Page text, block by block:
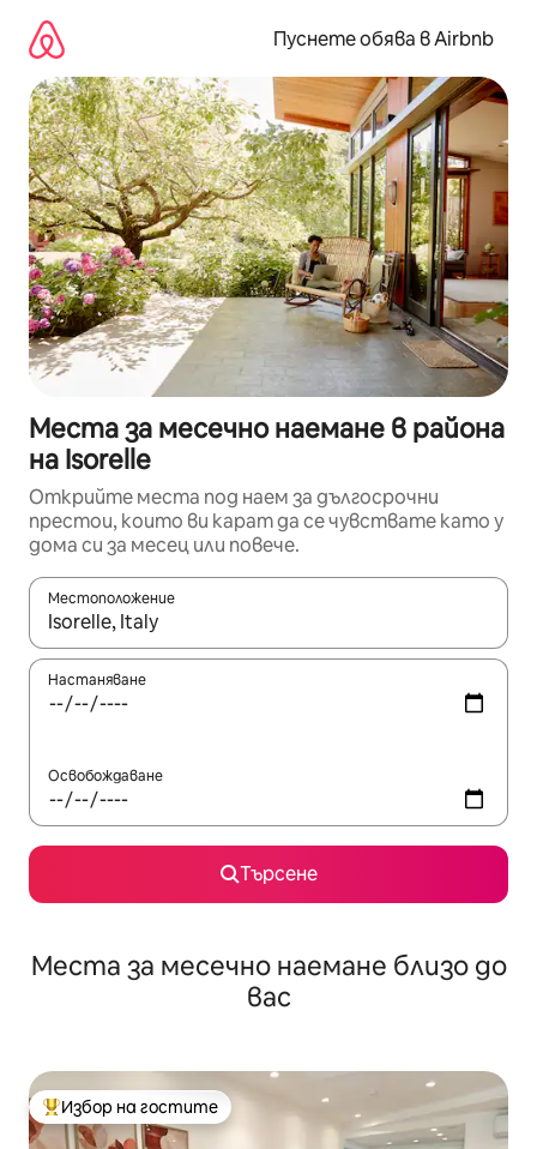
съдържанието
Пуснете обява в Airbnb
Места за месечно наемане в района
на Isorelle
Открийте места под наем за дългосрочни
престои, които ви карат да се чувствате като у
дома си за месец или повече.
Местоположение
Когато резултатите се покажат, използвайте
Настаняване
Освобождаване
Търсене
Места за месечно наемане близо до
вас
Най-популярен избор на гостите
Избор на гостите